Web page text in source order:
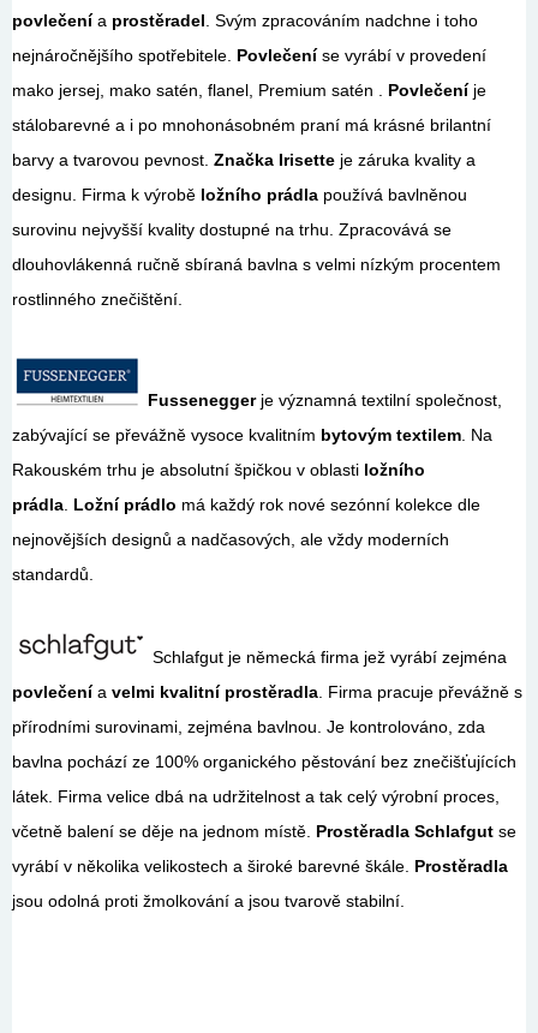
povlečenía prostěradel . Svým zpracováním nadchne i toho
nejnáročnějšího spotřebitele. Povlečeníse vyrábí v provedení
mako jersej, mako satén, flanel, Premium satén . Povlečeníje
stálobarevné a i po mnohonásobném praní má krásné brilantní
barvy a tvarovou pevnost. Značka Irisette je záruka kvality a
designu. Firma k výrobě ložního prádla používá bavlněnou
surovinu nejvyšší kvality dostupné na trhu. Zpracovává se
dlouhovlákenná ručně sbíraná bavlna s velmi nízkým procentem
rostlinného znečištění.
Fussenegger je významná textilní společnost,
zabývající se převážně vysoce kvalitním bytovým textilem . Na
Rakouském trhu je absolutní špičkou v oblasti ložního
prádla Ložní prádlo má každý rok nové sezónní kolekce dle
nejnovějších designů a nadčasových, ale vždy moderních
standardů.
Schlafgut je německá firma jež vyrábí zejména
povlečenía velmi kvalitní prostěradla . Firma pracuje převážně s
přírodními surovinami, zejména bavlnou. Je kontrolováno, zda
bavlna pochází ze 100% organického pěstování bez znečišťujících
látek. Firma velice dbá na udržitelnost a tak celý výrobní proces,
včetně balení se děje na jednom místě. Prostěradla Schlafgut se
vyrábí v několika velikostech a široké barevné škále. Prostěradla
jsou odolná proti žmolkování a jsou tvarově stabilní.